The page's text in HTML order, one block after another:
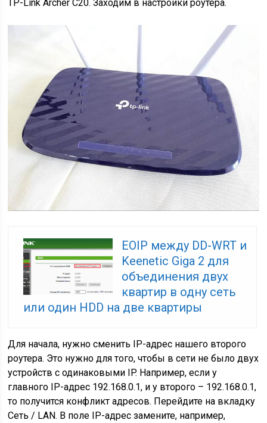
TР-Link Archer C20. Заходим в настройки роутера.
EOIP между DD-WRT и
Keenetic Giga 2 для
объединения двух
квартир в одну сеть
или один HDD на две квартиры
Для начала, нужно сменить IP-адрес нашего второго
роутера. Это нужно для того, чтобы в сети не было двух
устройств с одинаковыми IP. Например, если у
главного IP-адрес 192.168.0.1, и у второго – 192.168.0.1,
то получится конфликт адресов. Перейдите на вкладку
Сеть / LAN. В поле IP-адрес замените, например,